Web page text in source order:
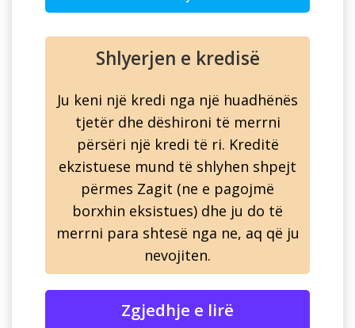
Shlyerjen e kredisë
Ju keni një kredi nga një huadhënës
tjetër dhe dëshironi të merrni
përsëri një kredi të ri. Kreditë
ekzistuese mund të shlyhen shpejt
përmes Zagit (ne e pagojmë
borxhin eksistues) dhe ju do të
merrni para shtesë nga ne, aq që ju
nevojiten.
Zgjedhje e lirë